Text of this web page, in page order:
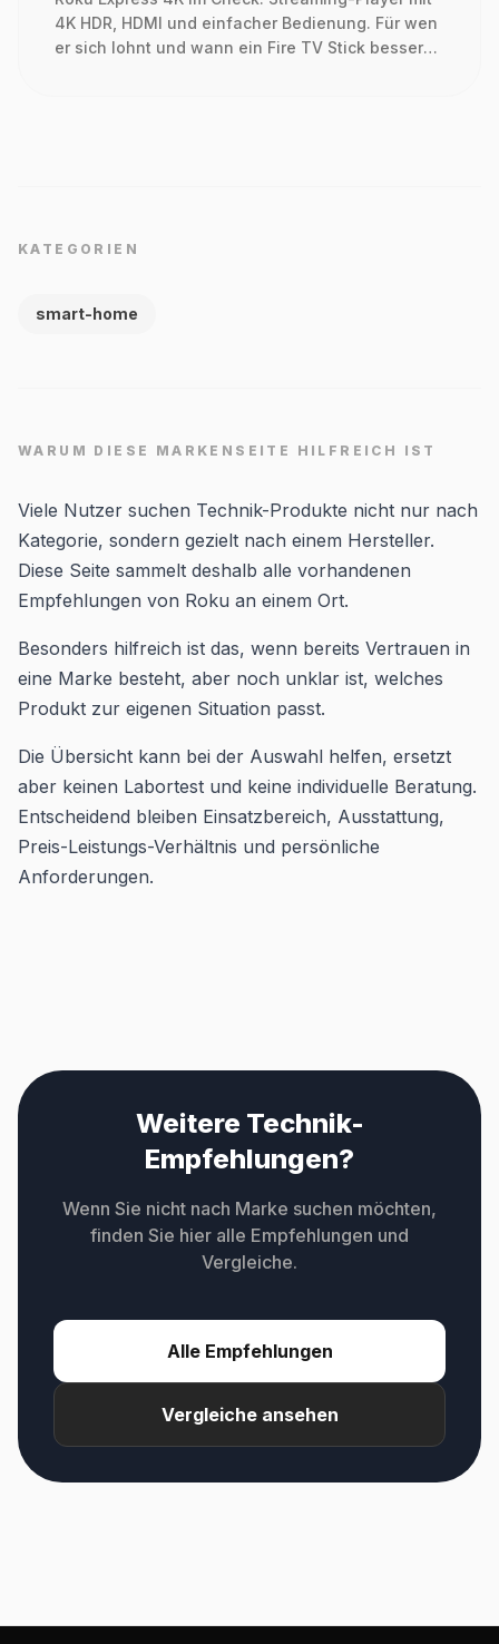
4K HDR, HDMI und einfacher Bedienung. Für wen
er sich lohnt und wann ein Fire TV Stick besser
KATEGORIEN
smart-home
WARUM DIESE MARKENSEITE HILFREICH IST
Viele Nutzer suchen Technik-Produkte nicht nur nach
Kategorie, sondern gezielt nach einem Hersteller.
Diese Seite sammelt deshalb alle vorhandenen
Empfehlungen von Roku an einem Ort.
Besonders hilfreich ist das, wenn bereits Vertrauen in
eine Marke besteht, aber noch unklar ist, welches
Produkt zur eigenen Situation passt.
Die Übersicht kann bei der Auswahl helfen, ersetzt
aber keinen Labortest und keine individuelle Beratung.
Entscheidend bleiben Einsatzbereich, Ausstattung,
Preis-Leistungs-Verhältnis und persönliche
Anforderungen.
Weitere Technik-
Empfehlungen?
Wenn Sie nicht nach Marke suchen möchten,
finden Sie hier alle Empfehlungen und
Vergleiche.
Alle Empfehlungen
Vergleiche ansehen